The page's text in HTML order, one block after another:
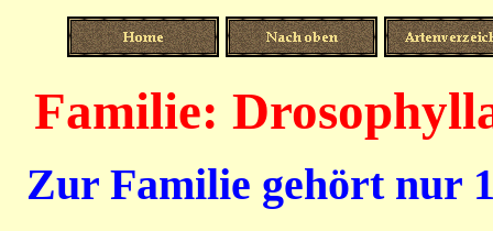
Familie:
Zur Familie gehört nur